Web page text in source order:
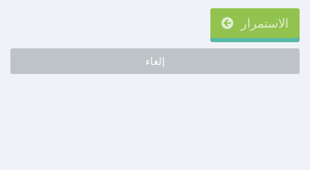
الاستمرار
إلغاء